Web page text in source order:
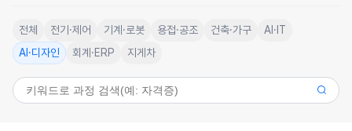
전체 전기·제어 기계·로봇 용접·공조 건축·가구
AI·IT
AI·디자인
회계·ERP 지게차